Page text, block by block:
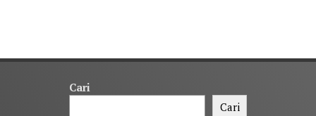
Cari
Cari